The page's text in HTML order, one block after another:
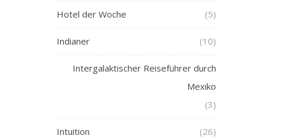
Hotel der Woche (5)
Indianer (10)
Intergalaktischer Reiseführer durch
Mexiko
(3)
Intuition (26)